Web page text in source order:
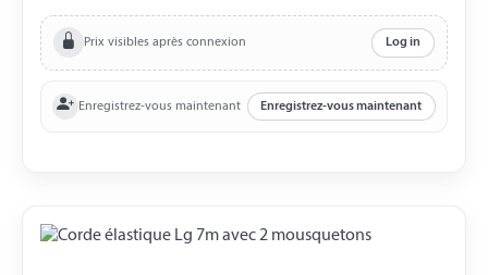
Prix visibles après connexion Log in
Enregistrez-vous maintenant Enregistrez-vous maintenant